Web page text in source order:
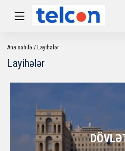
Ana səhifə Layihələr
Layihələr